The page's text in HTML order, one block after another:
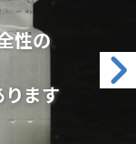
性の
ます